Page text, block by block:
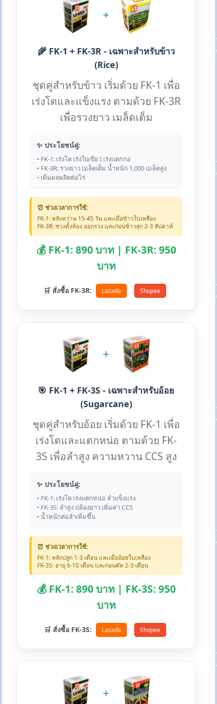
+
🌾 FK-1 + FK-3R - เฉพาะสำหรับข้าว
(Rice)
ชุดคู่สำหรับข้าว เริ่มด้วย FK-1 เพื่อ
เร่งโตและแข็งแรง ตามด้วย FK-3R
เพื่อรวงยาว เมล็ดเต็ม
✨ ประโยชน์คู่:
• FK-1: เร่งโต เร่งใบเขียว เร่งแตกกอ
• FK-3R: รวงยาว เมล็ดเต็ม น้ำหนัก 1,000 เมล็ดสูง
• เพิ่มผลผลิตต่อไร่
⏰ ช่วงเวลาการใช้:
FK-1: หลังหว่าน 15-45 วัน และเมื่อข้าวใบเหลือง
FK-3R: ช่วงตั้งท้อง ออกรวง และก่อนข้าวสุก 2-3 สัปดาห์
💰 FK-1: 890 บาท | FK-3R: 950
บาท
🛒 สั่งซื้อ FK-3R: Lazada Shopee
+
🎯 FK-1 + FK-3S - เฉพาะสำหรับอ้อย
(Sugarcane)
ชุดคู่สำหรับอ้อย เริ่มด้วย FK-1 เพื่อ
เร่งโตและแตกหน่อ ตามด้วย FK-
3S เพื่อลำสูง ความหวาน CCS สูง
✨ ประโยชน์คู่:
• FK-1: เร่งโต เร่งแตกหน่อ ลำแข็งแรง
• FK-3S: ลำสูง ปล้องยาว เพิ่มค่า CCS
• น้ำหนักต่อลำเพิ่มขึ้น
⏰ ช่วงเวลาการใช้:
FK-1: หลังปลูก 1-3 เดือน และเมื่ออ้อยใบเหลือง
FK-3S: อายุ 6-10 เดือน และก่อนตัด 2-3 เดือน
💰 FK-1: 890 บาท | FK-3S: 950
บาท
🛒 สั่งซื้อ FK-3S: Lazada Shopee
+